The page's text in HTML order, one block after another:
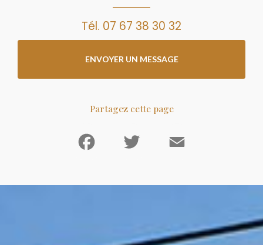
Tél. 07 67 38 30 32
ENVOYER UN MESSAGE
Partagez cette page